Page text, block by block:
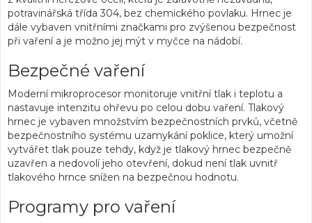
potravinářská třída 304, bez chemického povlaku. Hrnec je
dále vybaven vnitřními značkami pro zvýšenou bezpečnost
při vaření a je možno jej mýt v myčce na nádobí.
Bezpečné vaření
Moderní mikroprocesor monitoruje vnitřní tlak i teplotu a
nastavuje intenzitu ohřevu po celou dobu vaření. Tlakový
hrnec je vybaven množstvím bezpečnostních prvků, včetně
bezpečnostního systému uzamykání poklice, který umožní
vytvářet tlak pouze tehdy, když je tlakový hrnec bezpečně
uzavřen a nedovolí jeho otevření, dokud není tlak uvnitř
tlakového hrnce snížen na bezpečnou hodnotu.
Programy pro vaření